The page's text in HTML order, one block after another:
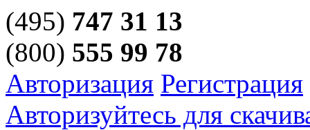
(495) 747 31 13
(800) 555 99 78
Авторизация Регистрация
Авторизуйтесь для